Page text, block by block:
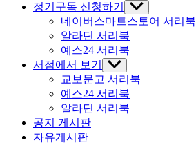
정기구독 신청하기
Show
sub
menu
네이버스마트스토어 서리북
알라딘 서리북
예스24 서리북
서점에서 보기
Show
sub
menu
교보문고 서리북
예스24 서리북
알라딘 서리북
공지 게시판
자유게시판